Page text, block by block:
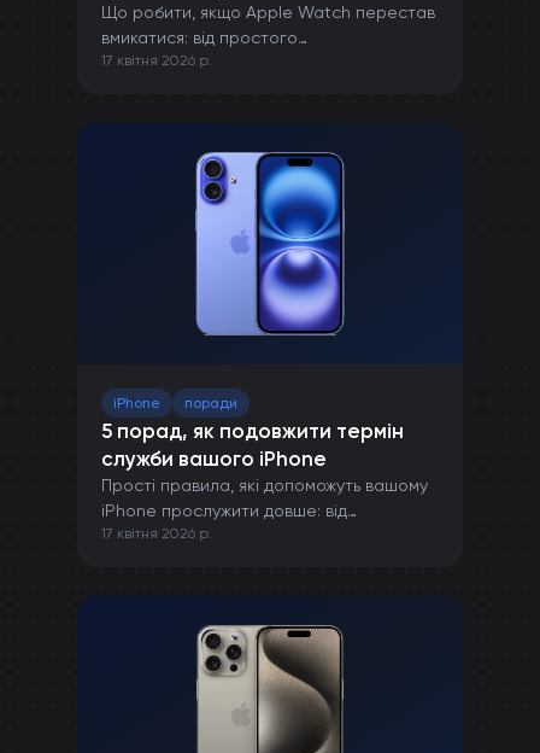
Що робити, якщо Apple Watch перестав
вмикатися: від простого
перезавантаження до ремонту в сервісі.
17 квітня 2026 р.
iPhone поради
5 порад, як подовжити термін
служби вашого iPhone
Прості правила, які допоможуть вашому
iPhone прослужити довше: від
правильної зарядки до захисту від
17 квітня 2026 р.